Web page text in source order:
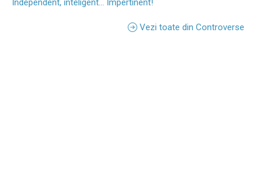
Independent, inteligent... Impertinent!
Vezi toate din Controverse